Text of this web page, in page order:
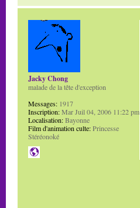
Jacky Chong
malade de la tête d'exception
Messages: 1917
Inscription:Mar Juil 04, 2006 11:22 pm
Localisation:Bayonne
Film d'animation culte:Princesse
Stéréonoké